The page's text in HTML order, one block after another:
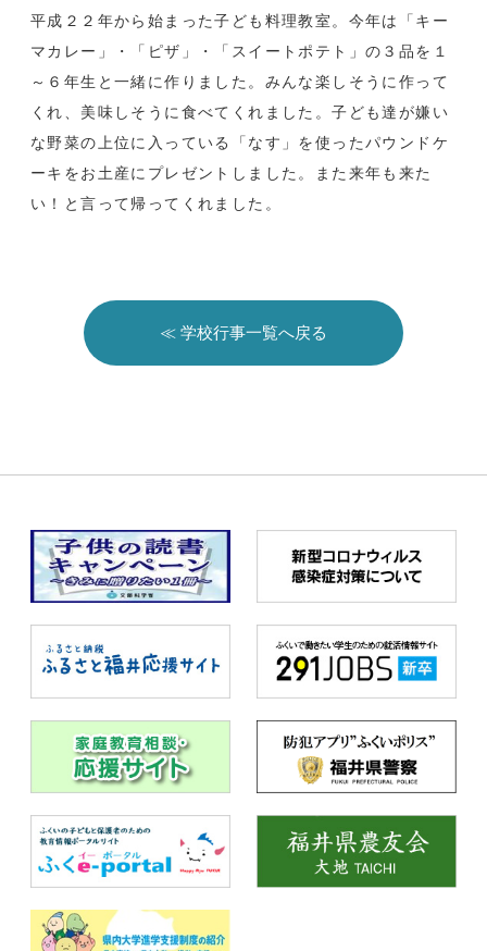
平成２２年から始まった子ども料理教室。今年は「キー
マカレー」・「ピザ」・「スイートポテト」の３品を１
～６年生と一緒に作りました。みんな楽しそうに作って
くれ、美味しそうに食べてくれました。子ども達が嫌い
な野菜の上位に入っている「なす」を使ったパウンドケ
ーキをお土産にプレゼントしました。また来年も来た
い！と言って帰ってくれました。
≪ 学校行事一覧へ戻る